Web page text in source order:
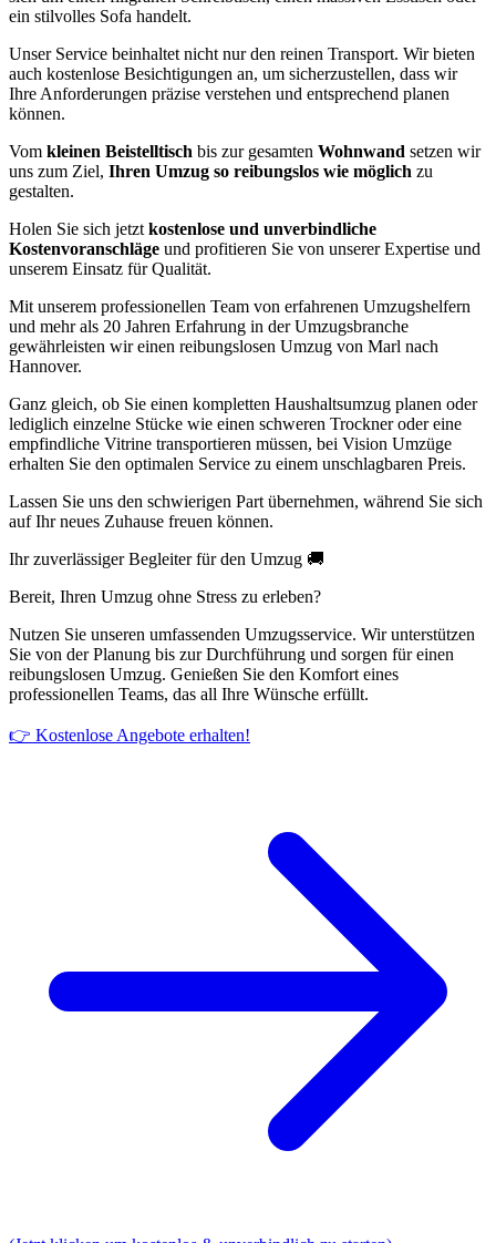
ein stilvolles Sofa handelt.
Unser Service beinhaltet nicht nur den reinen Transport. Wir bieten
auch kostenlose Besichtigungen an, um sicherzustellen, dass wir
Ihre Anforderungen präzise verstehen und entsprechend planen
können.
Vom kleinen Beistelltisch bis zur gesamten Wohnwand setzen wir
uns zum Ziel, Ihren Umzug so reibungslos wie möglich zu
gestalten.
Holen Sie sich jetzt kostenlose und unverbindliche
Kostenvoranschläge und profitieren Sie von unserer Expertise und
unserem Einsatz für Qualität.
Mit unserem professionellen Team von erfahrenen Umzugshelfern
und mehr als 20 Jahren Erfahrung in der Umzugsbranche
gewährleisten wir einen reibungslosen Umzug von Marl nach
Hannover.
Ganz gleich, ob Sie einen kompletten Haushaltsumzug planen oder
lediglich einzelne Stücke wie einen schweren Trockner oder eine
empfindliche Vitrine transportieren müssen, bei Vision Umzüge
erhalten Sie den optimalen Service zu einem unschlagbaren Preis.
Lassen Sie uns den schwierigen Part übernehmen, während Sie sich
auf Ihr neues Zuhause freuen können.
Ihr zuverlässiger Begleiter für den Umzug 🚚
Bereit, Ihren Umzug ohne Stress zu erleben?
Nutzen Sie unseren umfassenden Umzugsservice. Wir unterstützen
Sie von der Planung bis zur Durchführung und sorgen für einen
reibungslosen Umzug. Genießen Sie den Komfort eines
professionellen Teams, das all Ihre Wünsche erfüllt.
👉 Kostenlose Angebote erhalten!